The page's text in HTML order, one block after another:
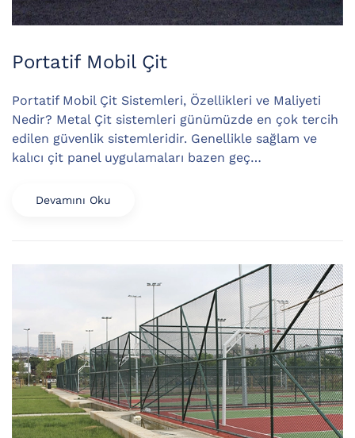
Portatif Mobil Çit
Portatif Mobil Çit Sistemleri, Özellikleri ve Maliyeti
Nedir? Metal Çit sistemleri günümüzde en çok tercih
edilen güvenlik sistemleridir. Genellikle sağlam ve
kalıcı çit panel uygulamaları bazen geç…
Devamını Oku